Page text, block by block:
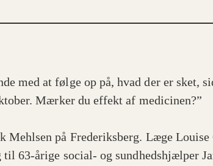
med at følge op på, hvad der er sket,
Mærker du effekt af medicinen?”
Mehlsen på Frederiksberg. Læge Louise
til 63-årige social- og sundhedshjælper